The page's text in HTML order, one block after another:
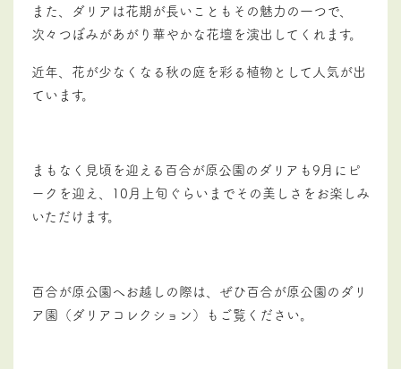
また、ダリアは花期が長いこともその魅力の一つで、
次々つぼみがあがり華やかな花壇を演出してくれます。
近年、花が少なくなる秋の庭を彩る植物として人気が出
ています。
まもなく見頃を迎える百合が原公園のダリアも9月にピ
ークを迎え、10月上旬ぐらいまでその美しさをお楽しみ
いただけます。
百合が原公園へお越しの際は、ぜひ百合が原公園のダリ
ア園（ダリアコレクション）もご覧ください。